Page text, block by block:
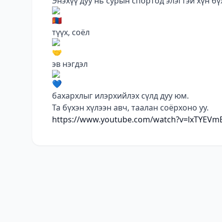
түүх, соёл
эв нэгдэл
бахархлыг илэрхийлэх сүлд дуу юм.
Та бүхэн хүлээн авч, таалан соёрхоно уу.
https://www.youtube.com/